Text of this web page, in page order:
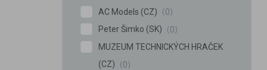
AC Models (CZ)
0
Peter Šimko (SK)
0
MUZEUM TECHNICKÝCH HRAČEK
(CZ)
0